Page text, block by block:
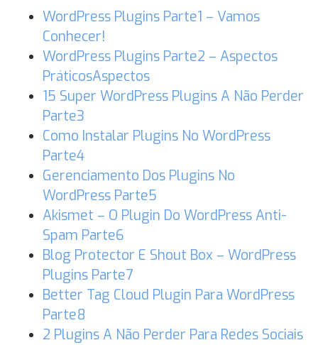
WordPress Plugins Parte1 – Vamos
Conhecer!
WordPress Plugins Parte2 – Aspectos
PráticosAspectos
15 Super WordPress Plugins A Não Perder
Parte3
Como Instalar Plugins No WordPress
Parte4
Gerenciamento Dos Plugins No
WordPress Parte5
Akismet – O Plugin Do WordPress Anti-
Spam Parte6
Blog Protector E Shout Box – WordPress
Plugins Parte7
Better Tag Cloud Plugin Para WordPress
Parte8
2 Plugins A Não Perder Para Redes Sociais